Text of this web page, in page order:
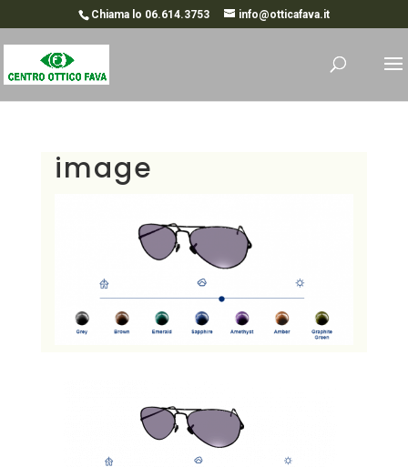
Chiama lo 06.614.3753 info@otticafava.it
image